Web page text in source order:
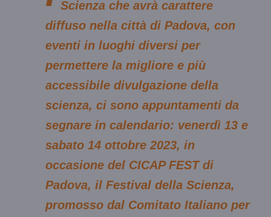
Scienza che avrà carattere
diffuso nella città di Padova, con
eventi in luoghi diversi per
permettere la migliore e più
accessibile divulgazione della
scienza, ci sono appuntamenti da
segnare in calendario: venerdì 13 e
sabato 14 ottobre 2023, in
occasione del CICAP FEST di
Padova, il Festival della Scienza,
promosso dal Comitato Italiano per